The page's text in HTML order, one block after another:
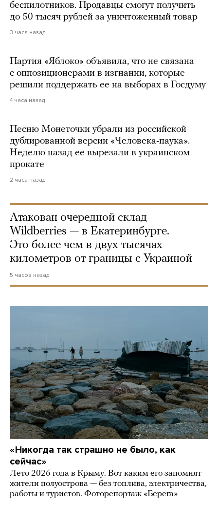
беспилотников. Продавцы смогут получить
до 50 тысяч рублей за уничтоженный товар
3 часа назад
Партия «Яблоко» объявила, что не связана
с оппозиционерами в изгнании, которые
решили поддержать ее на выборах в Госдуму
4 часа назад
Песню Монеточки убрали из российской
дублированной версии «Человека-паука».
Неделю назад ее вырезали в украинском
прокате
2 часа назад
Атакован очередной склад
Wildberries — в Екатеринбурге.
Это более чем в двух тысячах
километров от границы с Украиной
5 часов назад
«Никогда так страшно не было, как
сейчас»
Лето 2026 года в Крыму. Вот каким его запомнят
жители полуострова — без топлива, электричества,
работы и туристов. Фоторепортаж «Берега»